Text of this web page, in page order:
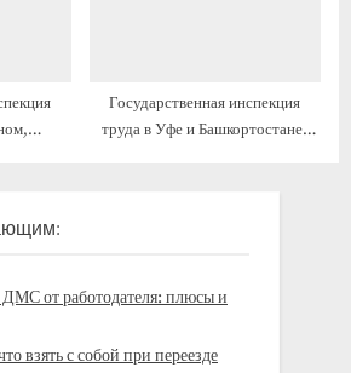
Государственная инспекция
труда в Уфе и Башкортостане:
от работодателя: плюсы и
взять с собой при переезде